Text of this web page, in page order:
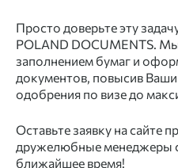
Просто доверьте эту
POLAND DOCUMENTS.
заполнением бумаг и
документов, повысив
одобрения по визе до
Оставьте заявку на сайте
дружелюбные менеджеры
ближайшее время!